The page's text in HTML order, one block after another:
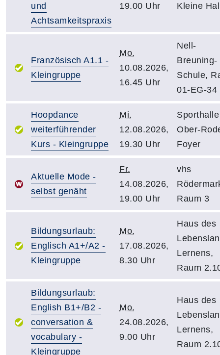
und
Achtsamkeitspraxis
19.00 Uhr
Kleine
Französisch A1.1 -
Kleingruppe
Mo.
10.08.2026,
16.45 Uhr
Nell-
Breuning-
Schule,
01-EG-34
Hoopdance
weiterführender
Kurs - Kleingruppe
Mi.
12.08.2026,
19.30 Uhr
Sporthalle
Ober-
Foyer
Aktuelle Mode -
selbst genäht
Fr.
14.08.2026,
19.00 Uhr
vhs
Raum 3
Bildungsurlaub:
Englisch A1+/A2 -
Kleingruppe
Mo.
17.08.2026,
8.30 Uhr
Haus des
Lernens,
Raum
Bildungsurlaub:
English B1+/B2 -
conversation &
vocabulary -
Kleingruppe
Mo.
24.08.2026,
9.00 Uhr
Haus des
Lernens,
Raum